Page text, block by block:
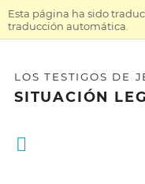
Esta página ha sido
traducción automática.
LOS TESTIGOS DE
SITUACIÓN